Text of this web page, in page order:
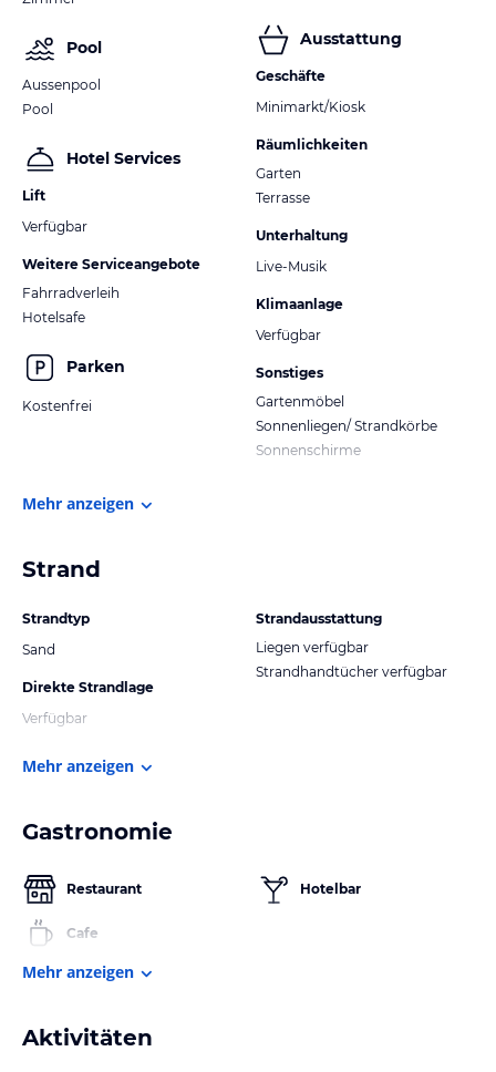
Pool
Aussenpool
Pool
Hotel Services
Lift
Verfügbar
Weitere Serviceangebote
Fahrradverleih
Hotelsafe
Parken
Kostenfrei
Ausstattung
Geschäfte
Minimarkt/Kiosk
Räumlichkeiten
Garten
Terrasse
Unterhaltung
Live-Musik
Klimaanlage
Verfügbar
Sonstiges
Gartenmöbel
Sonnenliegen/ Strandkörbe
Sonnenschirme
Mehr anzeigen
Strand
Strandtyp
Sand
Direkte Strandlage
Verfügbar
Strandausstattung
Liegen verfügbar
Strandhandtücher verfügbar
Mehr anzeigen
Gastronomie
Restaurant
Cafe
Hotelbar
Mehr anzeigen
Aktivitäten